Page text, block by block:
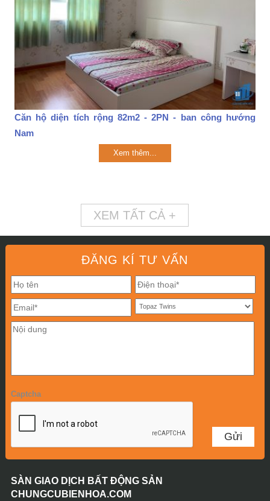
Căn hộ diện tích rộng 82m2 - 2PN - ban công hướng
Nam
Xem thêm...
XEM TẤT CẢ +
ĐĂNG KÍ TƯ VẤN
Captcha
SÀN GIAO DỊCH BẤT ĐỘNG SẢN
CHUNGCUBIENHOA.COM